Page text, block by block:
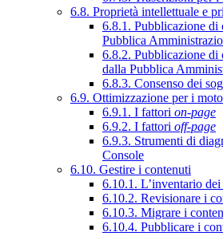
6.8. Proprietà intellettuale e
6.8.1. Pubblicazione di
Pubblica
6.8.2. Pubblicazione di
dalla Pubblica
6.8.3. Consenso dei
6.9. Ottimizzazione per i
6.9.1. I fattori on-page
6.9.2. I fattori off-page
6.9.3. Strumenti di
Console
6.10. Gestire i contenuti
6.10.1. L’inventario
6.10.2. Revisionare i
6.10.3. Migrare i
6.10.4. Pubblicare i